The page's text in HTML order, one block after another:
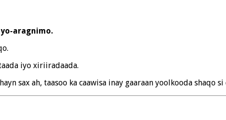
aragnimo.
iyo xiriiradaada.
sax ah, taasoo ka caawisa inay gaaraan yoolkooda shaqo si